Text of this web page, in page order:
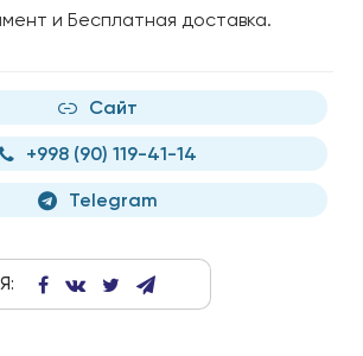
и Бесплатная доставка.
Сайт
+998 (90) 119-41-14
Telegram